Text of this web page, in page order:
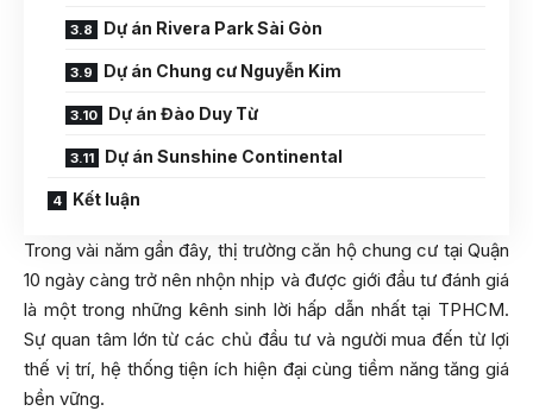
Dự án Rivera Park Sài Gòn
Dự án Chung cư Nguyễn Kim
Dự án Đào Duy Từ
Dự án Sunshine Continental
Kết luận
Trong vài năm gần đây, thị trường căn hộ chung cư tại Quận
10 ngày càng trở nên nhộn nhịp và được giới đầu tư đánh giá
là một trong những kênh sinh lời hấp dẫn nhất tại TPHCM.
Sự quan tâm lớn từ các chủ đầu tư và người mua đến từ lợi
thế vị trí, hệ thống tiện ích hiện đại cùng tiềm năng tăng giá
bền vững.